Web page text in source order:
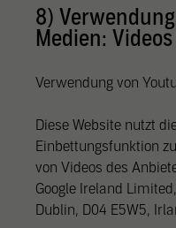
8)
Medien: Videos
Verwendung von
Diese Website nutzt
Einbettungsfunktion
von Videos des
Google Ireland
Dublin, D04 E5W5,